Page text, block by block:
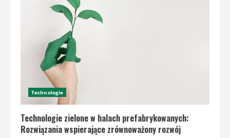
Technologie
Technologie zielone w halach prefabrykowanych:
Rozwiązania wspierające zrównoważony rozwój